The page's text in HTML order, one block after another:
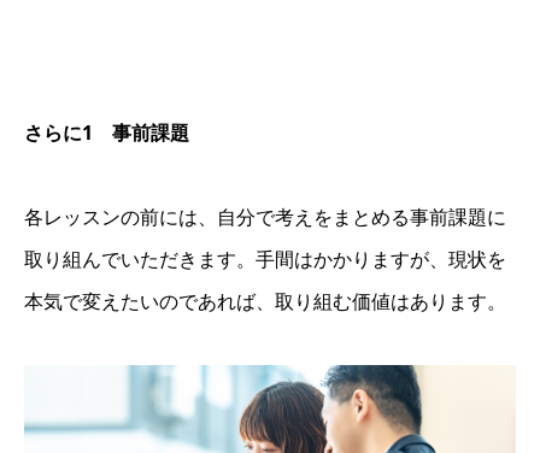
さらに1 事前課題
各レッスンの前には、自分で考えをまとめる事前課題に
取り組んでいただきます。手間はかかりますが、現状を
本気で変えたいのであれば、取り組む価値はあります。